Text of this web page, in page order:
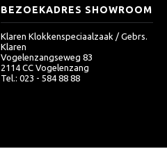
BEZOEKADRES SHOWROOM
Klaren Klokkenspeciaalzaak / Gebrs.
Klaren
Vogelenzangseweg 83
2114 CC Vogelenzang
Tel.: 023 - 584 88 88